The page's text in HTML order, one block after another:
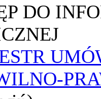
DO